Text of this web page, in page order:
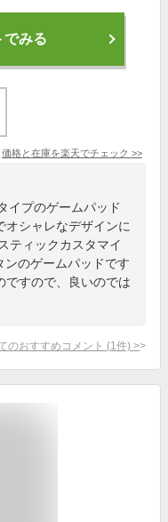
でみる
価格と在庫を楽天でチェック >>
イプのゲームパッド
オシャレなデザインに
ティックカスタマイ
ンのゲームパッドです
ですので、良いのでは
のおすすめコメント (1 件) >